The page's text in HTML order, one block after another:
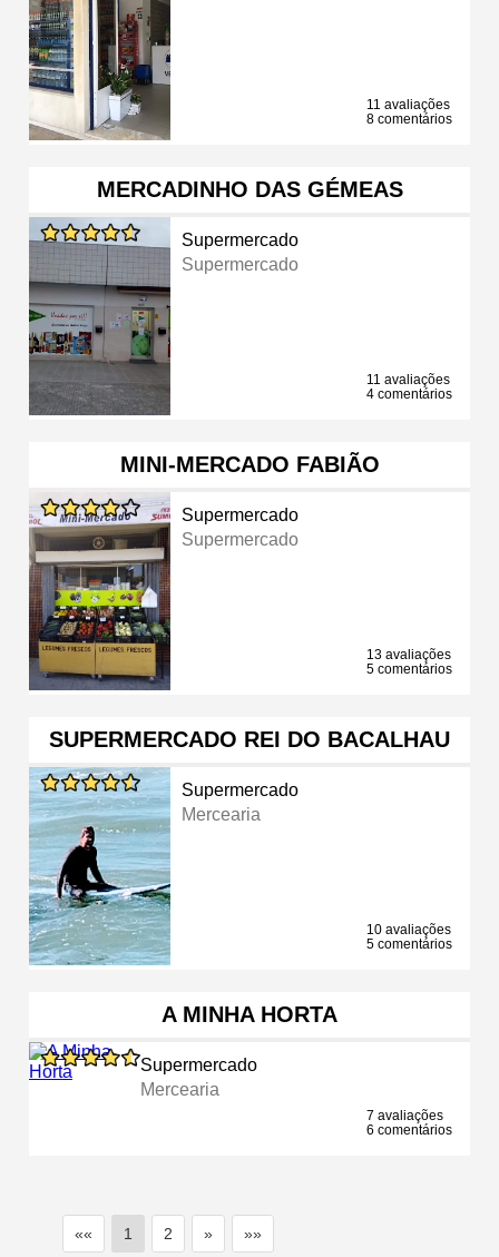
11 avaliações
8 comentários
MERCADINHO DAS GÉMEAS
Supermercado
Supermercado
11 avaliações
4 comentários
MINI-MERCADO FABIÃO
Supermercado
Supermercado
13 avaliações
5 comentários
SUPERMERCADO REI DO BACALHAU
Supermercado
Mercearia
10 avaliações
5 comentários
A MINHA HORTA
Supermercado
Mercearia
7 avaliações
6 comentários
«« 1 2 » »»